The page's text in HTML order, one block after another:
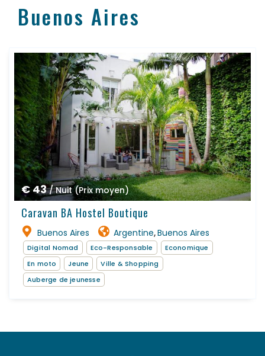
Buenos Aires
€ 43/ Nuit (Prix moyen)
Caravan BA Hostel Boutique
Buenos Aires Argentine,Buenos Aires
Digital Nomad Eco-Responsable
Economique
En moto
Jeune
Ville & Shopping
Auberge de jeunesse